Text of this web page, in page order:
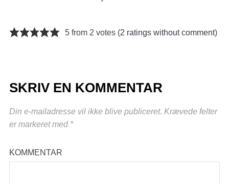
5 from 2 votes (2 ratings without comment)
SKRIV EN KOMMENTAR
Din e-mailadresse vil ikke blive publiceret. Krævede felter
er markeret med *
KOMMENTAR